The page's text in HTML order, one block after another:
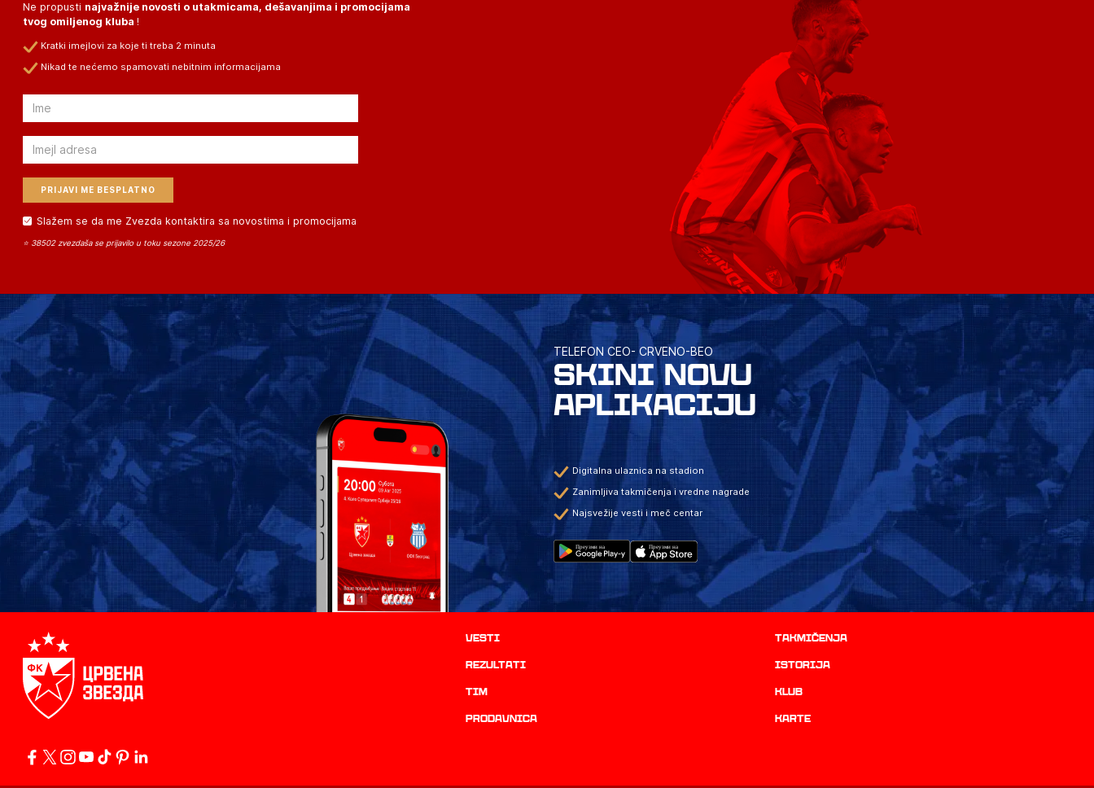
Ne propusti najvažnije novosti o utakmicama, dešavanjima i promocijama
tvog omiljenog kluba !
Kratki imejlovi za koje ti treba 2 minuta
Nikad te nećemo spamovati nebitnim informacijama
Email
Email
Slažem se da me Zvezda kontaktira sa novostima i promocijama
⭐ 38502 zvezdaša se prijavilo u toku sezone 2025/26
TELEFON CEO- CRVENO-BEO
SKINI NOVU
APLIKACIJU
Digitalna ulaznica na stadion
Zanimljiva takmičenja i vredne nagrade
Najsvežije vesti i meč centar
Vesti Takmičenja
rezultati istorija
TIM Klub
prodavnica Karte